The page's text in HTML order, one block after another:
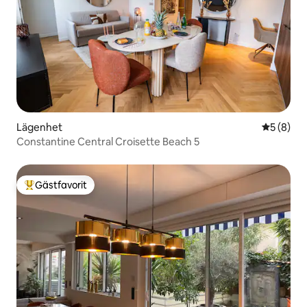
Lägenhet 5 av 5 i
5 (8)
Constantine Central Croisette Beach 5
Populär gästfavorit
Gästfavorit